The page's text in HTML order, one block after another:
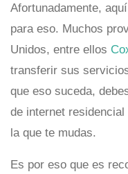
Afortunadamente,
para eso. Muchos
Unidos, entre ellos
transferir sus
que eso suceda,
de internet
la que te mudas.
Es por eso que es